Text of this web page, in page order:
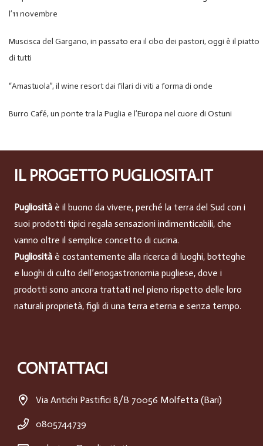
l’11 novembre
Muscisca del Gargano, in passato era il cibo dei pastori, oggi è il piatto
di tutti
“Amastuola”, il wine resort dai filari di viti a forma di onde
Burro Café, un ponte tra la Puglia e l’Europa nel cuore di Ostuni
IL PROGETTO PUGLIOSITA.IT
Pugliosità è il buono da vivere, perché la terra del Sud con i
suoi prodotti tipici regala sensazioni indimenticabili, che
vanno oltre il semplice concetto di cucina.
Pugliosità è costantemente alla ricerca di luoghi, botteghe
e luoghi di culto dell’enogastronomia pugliese, dove i
prodotti sono ancora trattati nel pieno rispetto delle loro
naturali proprietà, figli di una terra eterna e senza tempo.
CONTATTACI
Via Antichi Pastifici 8/B 70056 Molfetta (Bari)
0805744739